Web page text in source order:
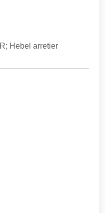
Hebel arretier